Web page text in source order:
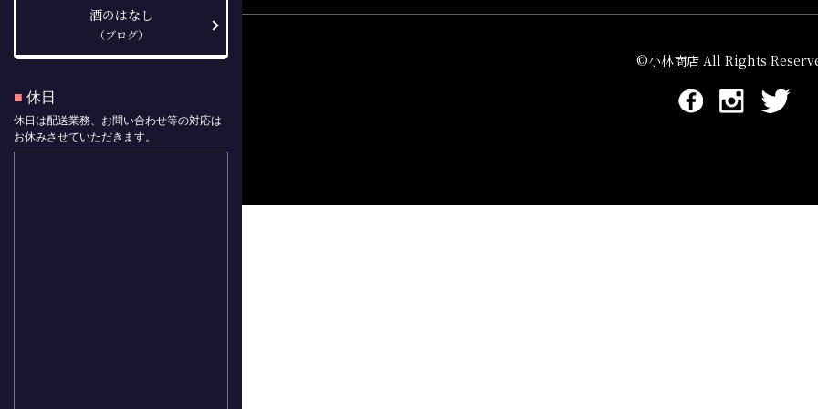
酒のはなし
（ブログ）
■ 休日
休日は配送業務、お問い合わせ等の対応は
お休みさせていただきます。
©小林商店 All Rights